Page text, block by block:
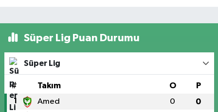
Süper Lig Puan Durumu
Süper Lig
# Takım O P
1 Amed 0 0